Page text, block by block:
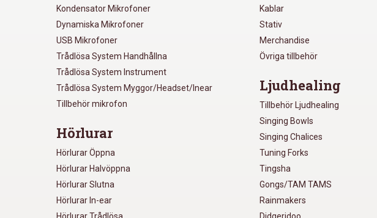
Kondensator Mikrofoner
Dynamiska Mikrofoner
USB Mikrofoner
Trådlösa System Handhållna
Trådlösa System Instrument
Trådlösa System Myggor/Headset/Inear
Tillbehör mikrofon
Hörlurar
Hörlurar Öppna
Hörlurar Halvöppna
Hörlurar Slutna
Hörlurar In-ear
Kablar
Stativ
Merchandise
Övriga tillbehör
Ljudhealing
Tillbehör Ljudhealing
Singing Bowls
Singing Chalices
Tuning Forks
Tingsha
Gongs/TAM TAMS
Rainmakers